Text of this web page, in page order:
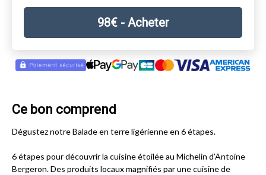
98€- Acheter
Ce bon comprend
Dégustez notre Balade en terre ligérienne en 6 étapes.
6 étapes pour découvrir la cuisine étoilée au Michelin d’Antoine
Bergeron. Des produits locaux magnifiés par une cuisine de